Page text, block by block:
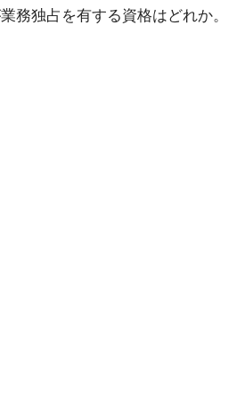
務独占を有する資格はどれか。